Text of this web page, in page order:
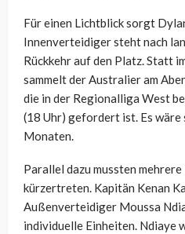
Für einen Lichtblick sorgt
Innenverteidiger steht nach
Rückkehr auf den Platz. Statt
sammelt der Australier am
die in der Regionalliga West
(18 Uhr) gefordert ist. Es
Monaten.
Parallel dazu mussten
kürzertreten. Kapitän Kenan
Außenverteidiger Moussa
individuelle Einheiten. Ndiaye